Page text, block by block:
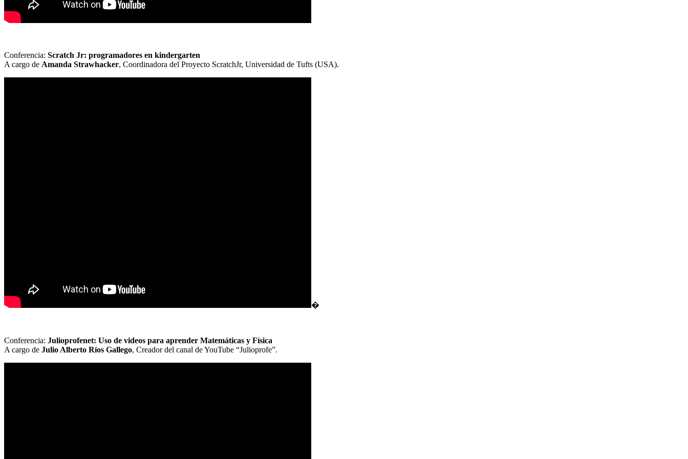
Conferencia: Scratch Jr: programadores en kindergarten
A cargo de Amanda Strawhacker, Coordinadora del Proyecto ScratchJr, Universidad de Tufts (USA).
�
Conferencia: Julioprofenet: Uso de videos para aprender Matemáticas y Física
A cargo de Julio Alberto Ríos Gallego, Creador del canal de YouTube “Julioprofe”.